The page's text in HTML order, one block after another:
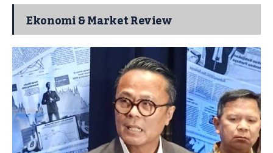
Ekonomi & Market Review